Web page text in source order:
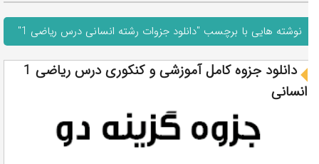
نوشته هایی با برچسب "دانلود جزوات رشته انسانی درس ریاضی 1"
دانلود جزوه کامل آموزشی و کنکوری درس ریاضی 1
انسانی